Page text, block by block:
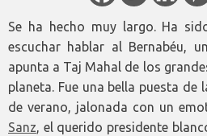
Se ha hecho muy largo. Ha
escuchar hablar al Bernabéu,
apunta a Taj Mahal de los
planeta. Fue una bella puesta de
de verano, jalonada con un
Sanz, el querido presidente